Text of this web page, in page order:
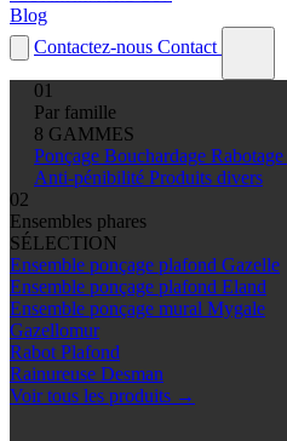
Blog
Contactez-nous Contact
01
Par famille
8 GAMMES
Ponçage Bouchardage Rabotage
Anti-pénibilité Produits divers
02
Ensembles phares
SÉLECTION
Ensemble ponçage plafond Gazelle
Ensemble ponçage plafond Eland
Ensemble ponçage mural Mygale
Gazellomur
Rabot Plafond
Rainureuse Desman
Voir tous les produits →